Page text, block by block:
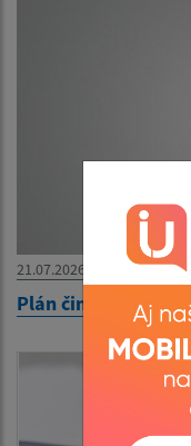
21.07.2026
Plán činnosti VO